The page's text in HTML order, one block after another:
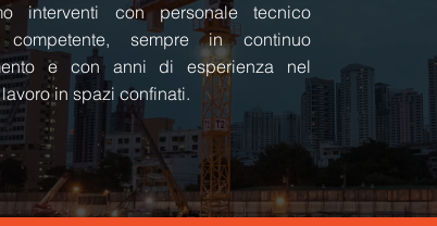
interventi con personale tecnico
competente, sempre in continuo
e con anni di esperienza nel
in spazi confinati.